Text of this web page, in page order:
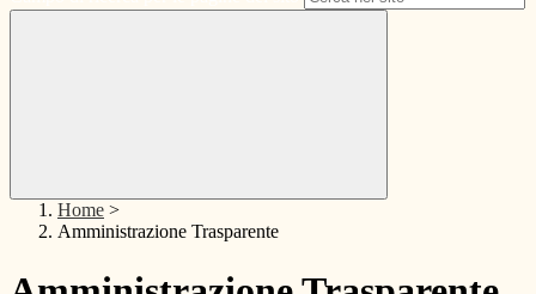
Home >
Amministrazione Trasparente